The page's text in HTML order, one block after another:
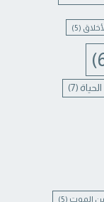
(5)
الحياة (7)
الموت (5)